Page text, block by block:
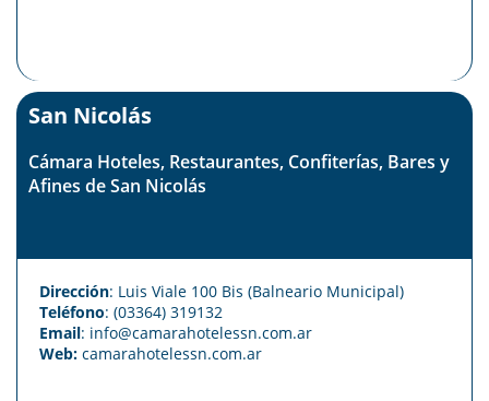
San Nicolás
Cámara Hoteles, Restaurantes, Confiterías, Bares y
Afines de San Nicolás
Dirección: Luis Viale 100 Bis (Balneario Municipal)
Teléfono: (03364) 319132
Email: info@camarahotelessn.com.ar
Web: camarahotelessn.com.ar